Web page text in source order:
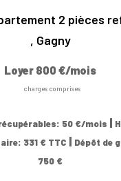
, Gagny
Loyer 800 €/mois
charges comprises
50 €/mois |
331 € TTC | Dépôt de
750 €